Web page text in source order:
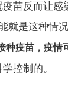
苗反而让感
就是这种情况
种疫苗，疫情
控制的。